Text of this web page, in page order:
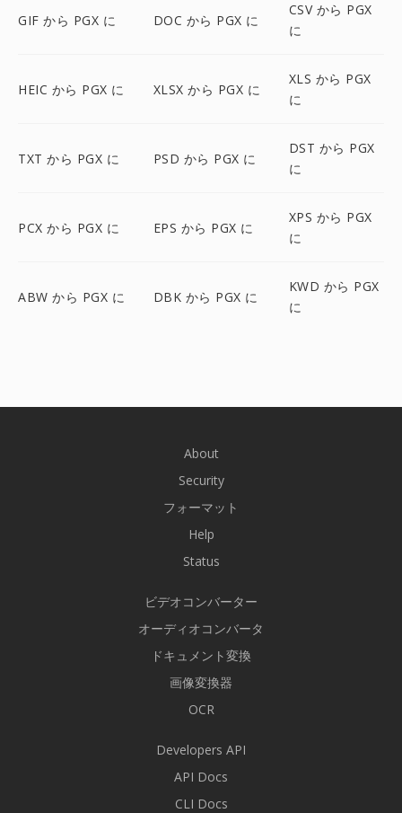
GIF から PGX に DOC から PGX に
CSV から PGX
に
HEIC から PGX に XLSX から PGX に
XLS から PGX
に
TXT から PGX に PSD から PGX に
DST から PGX
に
PCX から PGX に EPS から PGX に
XPS から PGX
に
ABW から PGX に DBK から PGX に
KWD から PGX
に
About
Security
フォーマット
Help
Status
ビデオコンバーター
オーディオコンバータ
ドキュメント変換
画像変換器
OCR
Developers API
API Docs
CLI Docs